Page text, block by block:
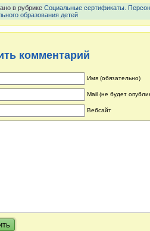
в рубрике Социальные сертификаты.
образования детей
комментарий
Имя (обязательно)
Mail (не будет
Вебсайт